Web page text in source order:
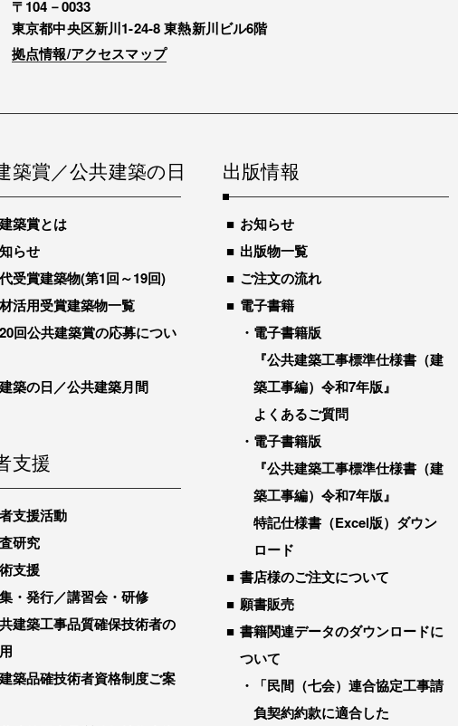
〒104－0033
東京都中央区新川1-24-8 東熱新川ビル6階
拠点情報/アクセスマップ
築賞／公共建築の日
築賞とは
らせ
受賞建築物(第1回～19回)
活用受賞建築物一覧
回公共建築賞の応募につい
築の日／公共建築月間
支援
支援活動
研究
支援
・発行／講習会・研修
建築工事品質確保技術者の
築品確技術者資格制度ご案
出版情報
お知らせ
出版物一覧
ご注文の流れ
電子書籍
電子書籍版
『公共建築工事標準仕様書（建
築工事編）令和7年版』
よくあるご質問
電子書籍版
『公共建築工事標準仕様書（建
築工事編）令和7年版』
特記仕様書（Excel版）ダウン
ロード
書店様のご注文について
願書販売
書籍関連データのダウンロードに
ついて
「民間（七会）連合協定工事請
負契約約款に適合した